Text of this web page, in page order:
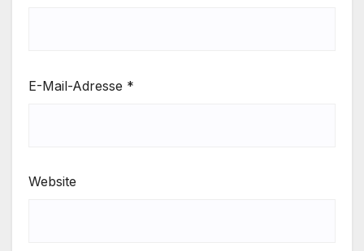
E-Mail-Adresse *
Website